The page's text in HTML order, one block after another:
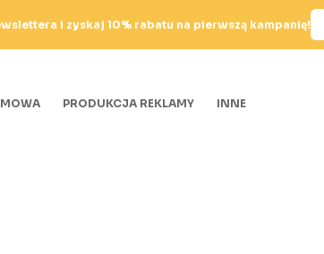
PRODUKCJA REKLAMY INNE
i zyskaj 10% rabatu na pierwszą kampanię!